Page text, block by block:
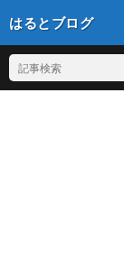
はるとブログ